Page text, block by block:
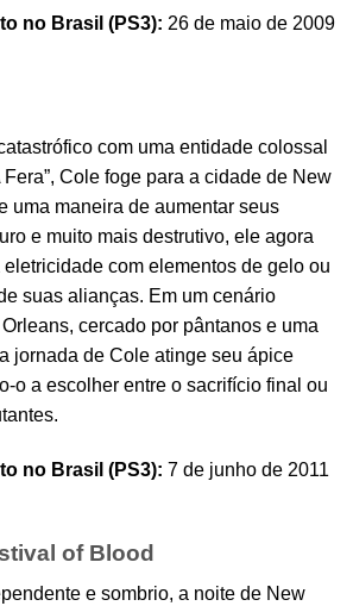
no Brasil (PS3): 26 de maio de 2009
com uma entidade colossal
Cole foge para a cidade de New
uma maneira de aumentar seus
e muito mais destrutivo, ele agora
com elementos de gelo ou
suas alianças. Em um cenário
cercado por pântanos e uma
jornada de Cole atinge seu ápice
o a escolher entre o sacrifício final ou
no Brasil (PS3): 7 de junho de 2011
of Blood
e sombrio, a noite de New